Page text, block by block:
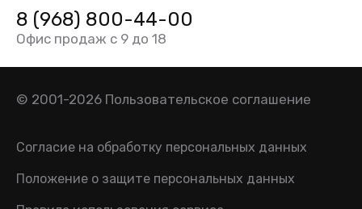
8 (968) 800-44-00
Офис продаж с 9 до 18
© 2001-2026 Пользовательское соглашение
Согласие на обработку персональных данных
Положение о защите персональных данных